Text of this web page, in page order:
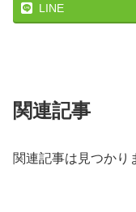
LINE
関連記事
関連記事は見つかり